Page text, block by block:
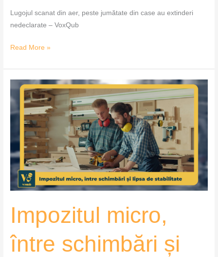
Lugojul scanat din aer, peste jumătate din case au extinderi
nedeclarate – VoxQub
Read More »
Impozitul micro,
între schimbări și
Impozitul
micro,
între
schimbări
lipsa
de
stabilitate